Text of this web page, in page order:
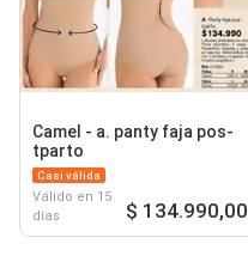
Camel - a. panty faja pos-
tparto
Casi válida
Válido en 15
días
$ 134.990,00